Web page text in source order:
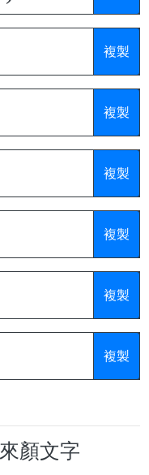
複製
複製
複製
複製
複製
複製
顏文字